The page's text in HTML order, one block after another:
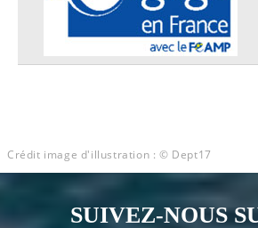
Crédit image d'illustration : © Dept17
SUIVEZ-NOUS